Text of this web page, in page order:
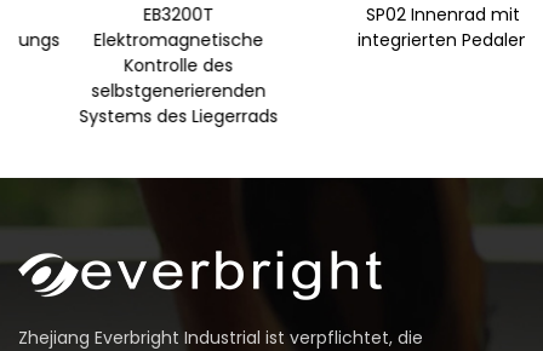
EB3200T
Elektromagnetische
Kontrolle des
selbstgenerierenden
Systems des Liegerrads
SP02 Innenrad mit
integrierten Pedalen
Zhejiang Everbright Industrial ist verpflichtet, die